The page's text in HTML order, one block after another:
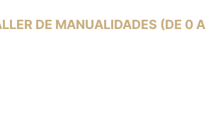
DE MANUALIDADES (DE 0